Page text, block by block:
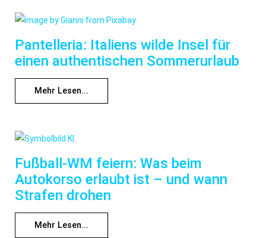
Pantelleria: Italiens wilde Insel für
einen authentischen Sommerurlaub
Mehr Lesen...
Fußball-WM feiern: Was beim
Autokorso erlaubt ist – und wann
Strafen drohen
Mehr Lesen...